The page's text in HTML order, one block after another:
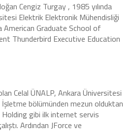
Cengiz Turgay , 1985 yılında
Elektrik Elektronik Mühendisliği
American Graduate School of
Thunderbird Executive Education
Celal ÜNALP, Ankara Üniversitesi
bölümünden mezun olduktan
gibi ilk internet servis
Ardından JForce ve